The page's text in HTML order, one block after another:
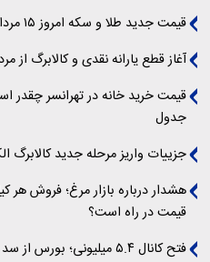
قیمت جدید طلا و سکه امروز ۱۵ مردادماه ۱۴۰۵
آغاز قطع یارانه نقدی و کالابرگ از مرداد
قیمت خرید خانه در تهرانسر چقدر
جدول
جزییات واریز مرحله جدید کالابرگ
قیمت در راه است؟
فتح کانال ۵.۴ میلیونی؛ بورس از سد مقاومت کلیدی عبور کرد